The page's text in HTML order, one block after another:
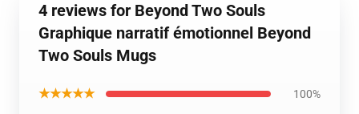
4 reviews for Beyond Two Souls
Graphique narratif émotionnel Beyond
Two Souls Mugs
★★★★★ 100%